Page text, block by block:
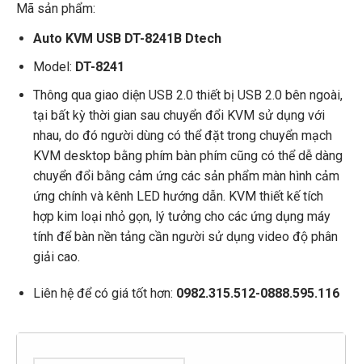
Mã sản phẩm:
Auto KVM USB DT-8241B Dtech
Model: DT-8241
Thông qua giao diện USB 2.0 thiết bị USB 2.0 bên ngoài,
tại bất kỳ thời gian sau chuyển đổi KVM sử dụng với
nhau, do đó người dùng có thể đặt trong chuyển mạch
KVM desktop bằng phím bàn phím cũng có thể dễ dàng
chuyển đổi bằng cảm ứng các sản phẩm màn hình cảm
ứng chính và kênh LED hướng dẫn. KVM thiết kế tích
hợp kim loại nhỏ gọn, lý tưởng cho các ứng dụng máy
tính để bàn nền tảng cần người sử dụng video độ phân
giải cao.
Liên hệ để có giá tốt hơn: 0982.315.512-0888.595.116